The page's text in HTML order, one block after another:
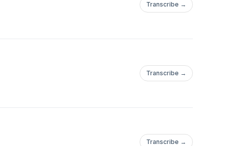
Transcribe →
Transcribe →
Transcribe →